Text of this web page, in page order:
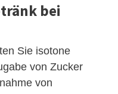
bei
Sie isotone
von Zucker
von